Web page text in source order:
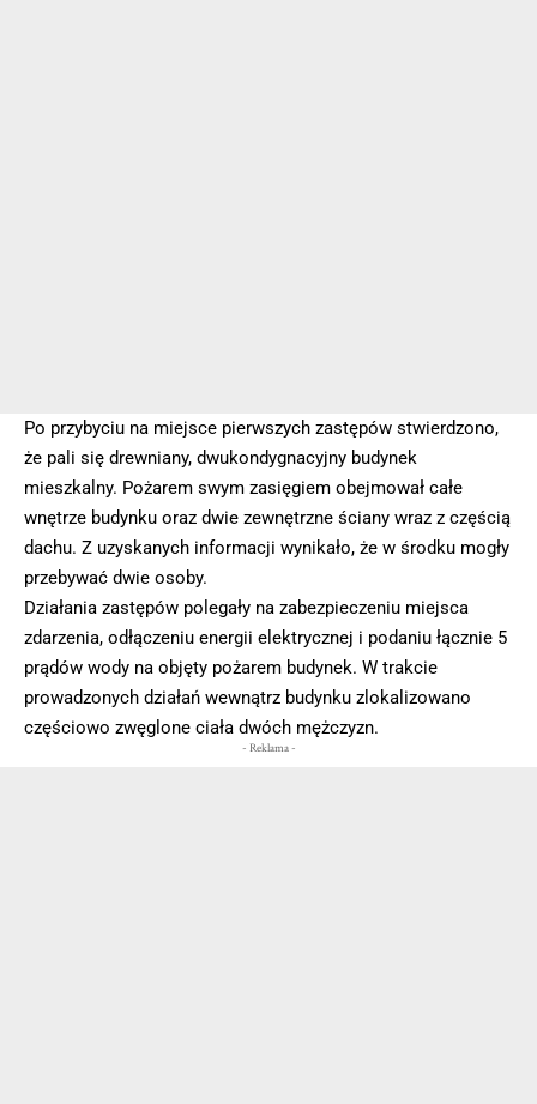
Po przybyciu na miejsce pierwszych zastępów stwierdzono,
że pali się drewniany, dwukondygnacyjny budynek
mieszkalny. Pożarem swym zasięgiem obejmował całe
wnętrze budynku oraz dwie zewnętrzne ściany wraz z częścią
dachu. Z uzyskanych informacji wynikało, że w środku mogły
przebywać dwie osoby.
Działania zastępów polegały na zabezpieczeniu miejsca
zdarzenia, odłączeniu energii elektrycznej i podaniu łącznie 5
prądów wody na objęty pożarem budynek. W trakcie
prowadzonych działań wewnątrz budynku zlokalizowano
częściowo zwęglone ciała dwóch mężczyzn.
- Reklama -